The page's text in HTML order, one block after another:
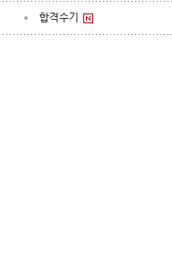
합격수기